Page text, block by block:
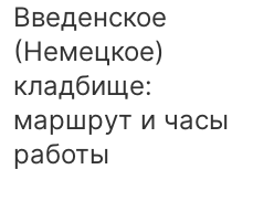
Введенское
(Немецкое)
кладбище:
маршрут и часы
работы